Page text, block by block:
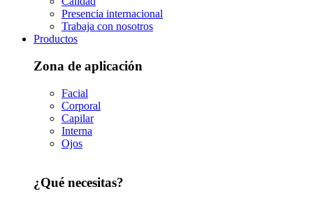
Presencia internacional
Trabaja con nosotros
Productos
Zona de aplicación
Facial
Corporal
Capilar
Interna
Ojos
¿Qué necesitas?